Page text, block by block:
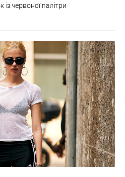
із червоної палітри